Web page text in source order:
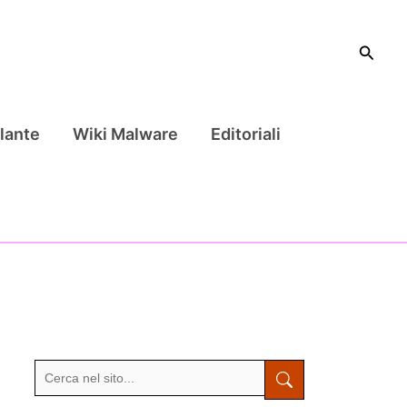
Cerca
Wiki Malware Editoriali